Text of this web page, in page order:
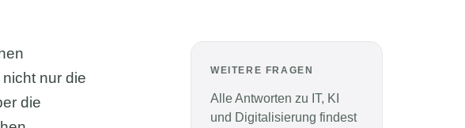
nur die
die
WEITERE FRAGEN
Alle Antworten zu IT, KI
und Digitalisierung findest